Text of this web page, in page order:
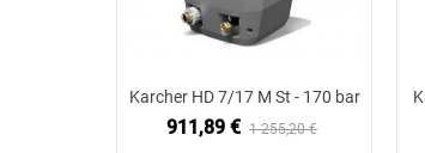
Ajouter au panier
Karcher HD 7/17 M St - 170 bar
911,89 € 1 255,20 €